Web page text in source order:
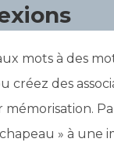
mots à des
créez des
» à une